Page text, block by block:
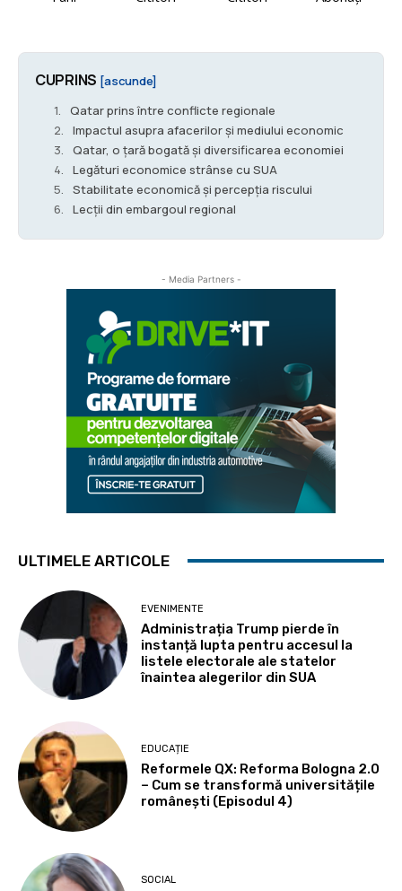
CUPRINS [ascunde]
Qatar prins între conflicte regionale
Impactul asupra afacerilor și mediului economic
Qatar, o țară bogată și diversificarea economiei
Legături economice strânse cu SUA
Stabilitate economică și percepția riscului
Lecții din embargoul regional
- Media Partners -
ULTIMELE ARTICOLE
EVENIMENTE
Administrația Trump pierde în
instanță lupta pentru accesul la
listele electorale ale statelor
înaintea alegerilor din SUA
EDUCAȚIE
Reformele QX: Reforma Bologna 2.0
– Cum se transformă universitățile
românești (Episodul 4)
SOCIAL